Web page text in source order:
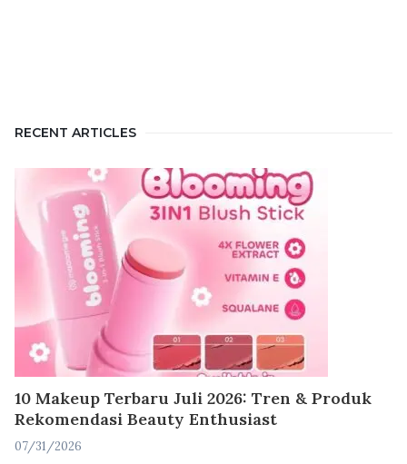
RECENT ARTICLES
10 Makeup Terbaru Juli 2026: Tren & Produk
Rekomendasi Beauty Enthusiast
07/31/2026